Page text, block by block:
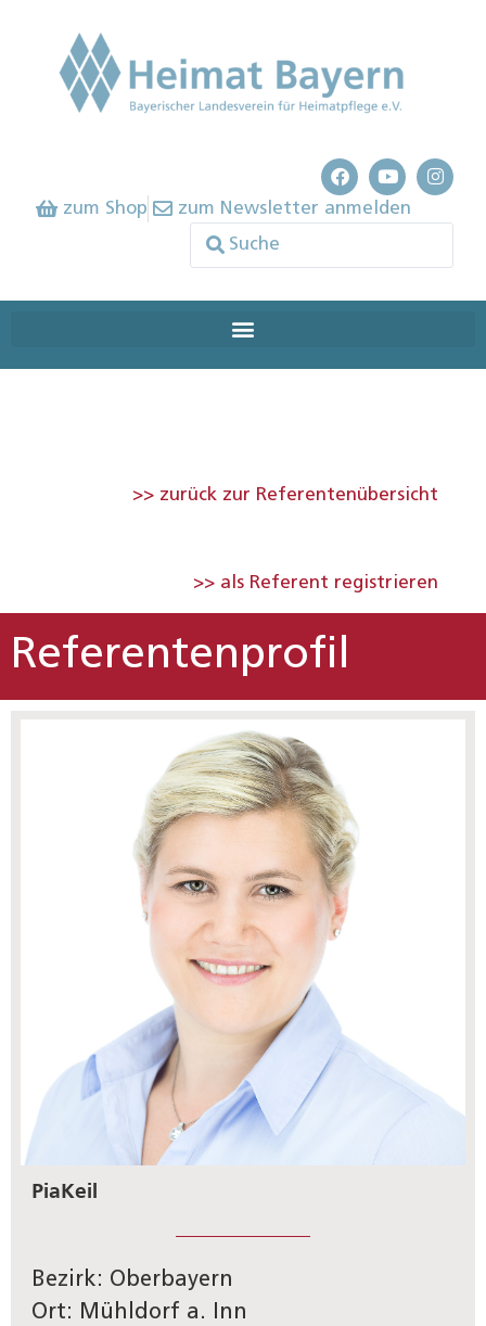
zum Shop zum Newsletter anmelden
>> zurück zur Referentenübersicht
>> als Referent registrieren
Referentenprofil
Pia Keil
Bezirk: Oberbayern
Ort: Mühldorf a. Inn